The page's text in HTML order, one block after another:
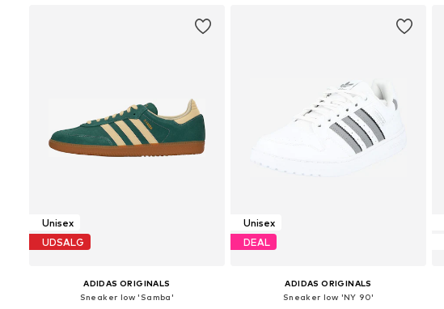
Unisex
UDSALG
ADIDAS ORIGINALS
Sneaker low 'Samba'
Unisex
DEAL
ADIDAS ORIGINALS
Sneaker low 'NY 90'